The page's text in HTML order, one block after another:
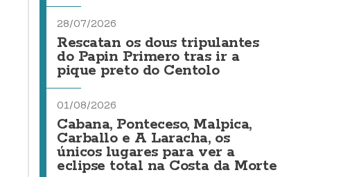
28/07/2026
Rescatan os dous tripulantes
do Papin Primero tras ir a
pique preto do Centolo
01/08/2026
Cabana, Ponteceso, Malpica,
Carballo e A Laracha, os
únicos lugares para ver a
eclipse total na Costa da Morte